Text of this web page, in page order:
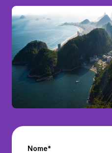
Nome*